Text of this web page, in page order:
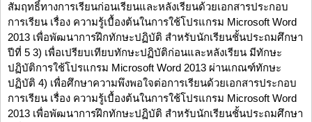
สัมฤทธิ์ทางการเรียนก่อนเรียนและหลังเรียนด้วยเอกสารประกอบ
การเรียน เรื่อง ความรู้เบื้องต้นในการใช้โปรแกรม Microsoft Word
2013 เพื่อพัฒนาการฝึกทักษะปฏิบัติ สำหรับนักเรียนชั้นประถมศึกษา
ปีที่ 5 3) เพื่อเปรียบเทียบทักษะปฏิบัติก่อนและหลังเรียน มีทักษะ
ปฏิบัติการใช้โปรแกรม Microsoft Word 2013 ผ่านเกณฑ์ทักษะ
ปฏิบัติ 4) เพื่อศึกษาความพึงพอใจต่อการเรียนด้วยเอกสารประกอบ
การเรียน เรื่อง ความรู้เบื้องต้นในการใช้โปรแกรม Microsoft Word
2013 เพื่อพัฒนาการฝึกทักษะปฏิบัติ สำหรับนักเรียนชั้นประถมศึกษา